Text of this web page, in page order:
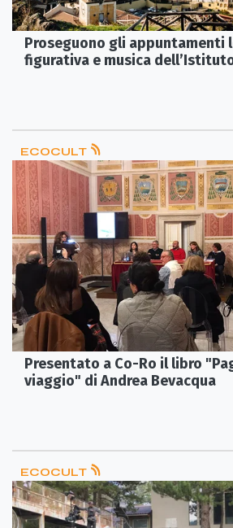
Proseguono gli appuntamenti
figurativa e musica
ECOCULT
Presentato a Co-Ro il libro
viaggio" di Andrea Bevacqua
ECOCULT